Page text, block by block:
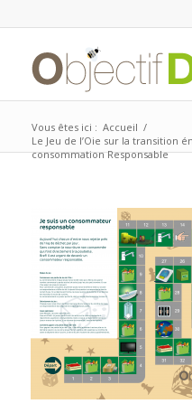
Vous êtes ici : Accueil /
Le Jeu de l’Oie sur la transition
consommation Responsable